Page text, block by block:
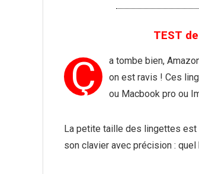
TEST
Ç
a tombe bien,
on est ravis ! Ces
ou Macbook pro ou
La petite taille des lingettes est
son clavier avec précision : quel